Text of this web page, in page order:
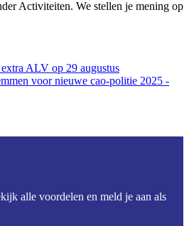
Activiteiten. We stellen je mening op
ALV op 29 augustus
voor nieuwe cao-politie 2025 -
alle voordelen en meld je aan als